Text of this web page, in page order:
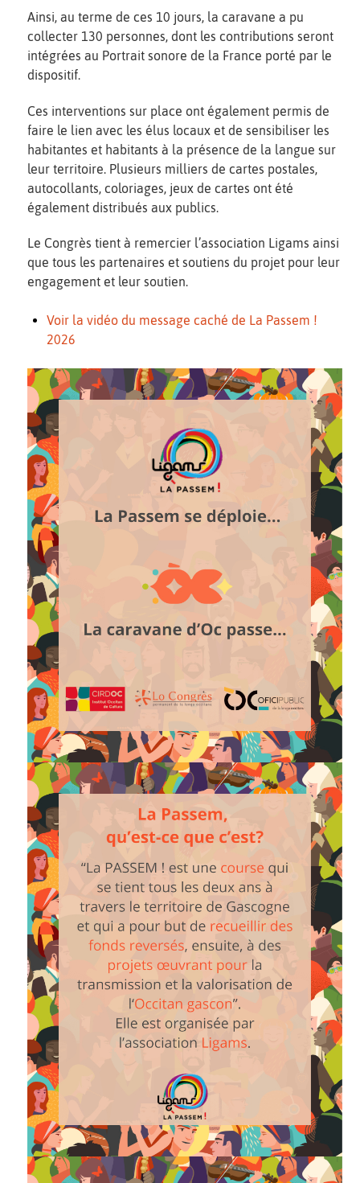
Ainsi, au terme de ces 10 jours, la caravane a pu
collecter 130 personnes, dont les contributions seront
intégrées au Portrait sonore de la France porté par le
dispositif.
Ces interventions sur place ont également permis de
faire le lien avec les élus locaux et de sensibiliser les
habitantes et habitants à la présence de la langue sur
leur territoire. Plusieurs milliers de cartes postales,
autocollants, coloriages, jeux de cartes ont été
également distribués aux publics.
Le Congrès tient à remercier l’association Ligams ainsi
que tous les partenaires et soutiens du projet pour leur
engagement et leur soutien.
Voir la vidéo du message caché de La Passem !
2026